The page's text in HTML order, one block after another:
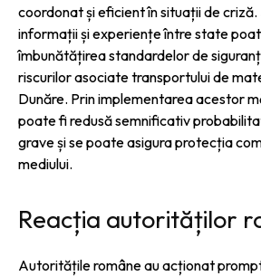
coordonat și eficient în situații de criză.
informații și experiențe între state
îmbunătățirea standardelor de
riscurilor asociate transportului de
Dunăre. Prin implementarea acestor
poate fi redusă semnificativ
grave și se poate asigura protecția
mediului.
Reacția autorităților
Autoritățile române au acționat